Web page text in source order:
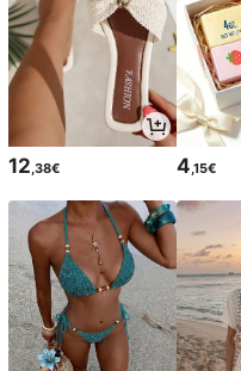
12,38€ 4,15€